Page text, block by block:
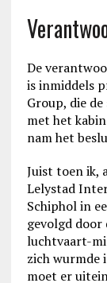
De
is inmiddels
Group, die
met het
nam het
Juist toen ik,
Lelystad
Schiphol in
gevolgd door
luchtvaart-
zich wurmde
moet er